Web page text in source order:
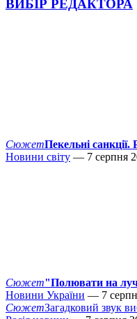
ВИБІР РЕДАКТОРА
СюжетПекельні
Новини світу — 7 серпня
Сюжет"Полювати на
Новини України — 7
СюжетЗагадковий звук